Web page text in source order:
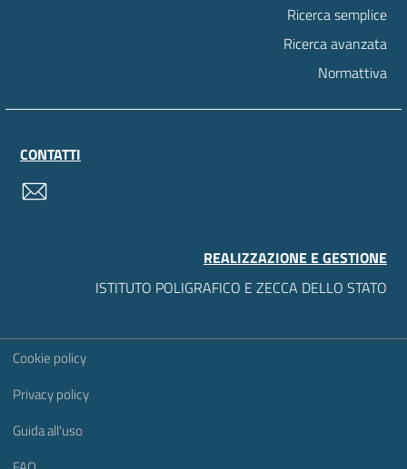
Ricerca semplice
Ricerca avanzata
Normattiva
CONTATTI
REALIZZAZIONE E GESTIONE
ISTITUTO POLIGRAFICO E ZECCA DELLO STATO
Sezione Link Utili
Cookie policy
Privacy policy
Guida all'uso